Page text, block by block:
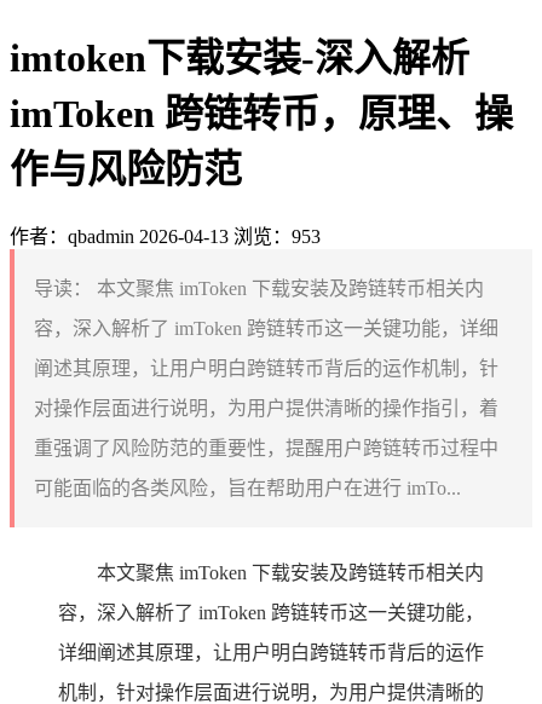
imtoken下载安装-深入解析
imToken 跨链转币，原理、操
作与风险防范
作者：qbadmin 2026-04-13 浏览：953
导读：
本文聚焦 imToken 下载安装及跨链转币相关内
容，深入解析了 imToken 跨链转币这一关键功能，详细
阐述其原理，让用户明白跨链转币背后的运作机制，针
对操作层面进行说明，为用户提供清晰的操作指引，着
重强调了风险防范的重要性，提醒用户跨链转币过程中
可能面临的各类风险，旨在帮助用户在进行 imTo...
本文聚焦 imToken 下载安装及跨链转币相关内
容，深入解析了 imToken 跨链转币这一关键功能，
详细阐述其原理，让用户明白跨链转币背后的运作
机制，针对操作层面进行说明，为用户提供清晰的